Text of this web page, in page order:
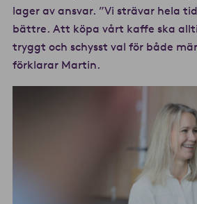
lager av ansvar. ”Vi strävar hela
bättre. Att köpa vårt kaffe ska
tryggt och schysst val för både
förklarar Martin.